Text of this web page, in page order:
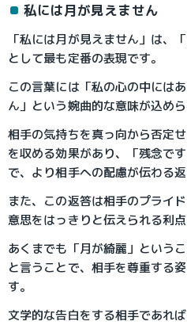
私には月が見えません
「私には月が見えません」は、
として最も定番の表現です。
この言葉には「私の心の中には
ん」という婉曲的な意味が込めら
相手の気持ちを真っ向から否定
を収める効果があり、「残念で
で、より相手への配慮が伝わる返
また、この返答は相手のプライ
意思をはっきりと伝えられる利点
あくまでも「月が綺麗」という
と言うことで、相手を尊重する
す。
文学的な告白をする相手であれ